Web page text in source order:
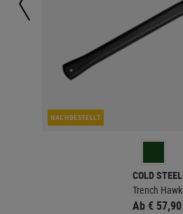
NACHBESTELLT
COLD STEEL
Trench Hawk
Ab € 57,90